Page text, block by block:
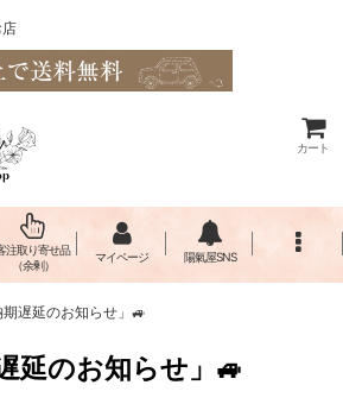
カート
注取り寄せ品
（余剰）
マイページ 陽氣屋SNS
期遅延のお知らせ」🚙
延のお知らせ」🚙